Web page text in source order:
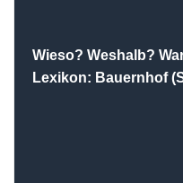
Wieso? Weshalb?
Lexikon: Bauernhof